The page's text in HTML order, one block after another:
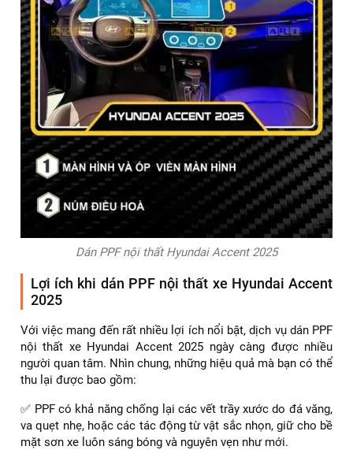
Dán PPF nội thất Hyundai Accent 2025
Lợi ích khi dán PPF nội thất xe Hyundai Accent
2025
Với việc mang đến rất nhiều lợi ích nổi bật, dịch vụ dán PPF
nội thất xe Hyundai Accent 2025 ngày càng được nhiều
người quan tâm. Nhìn chung, những hiệu quả mà bạn có thể
thu lại được bao gồm:
✅ PPF có khả năng chống lại các vết trầy xước do đá văng,
va quẹt nhẹ, hoặc các tác động từ vật sắc nhọn, giữ cho bề
mặt sơn xe luôn sáng bóng và nguyên vẹn như mới.